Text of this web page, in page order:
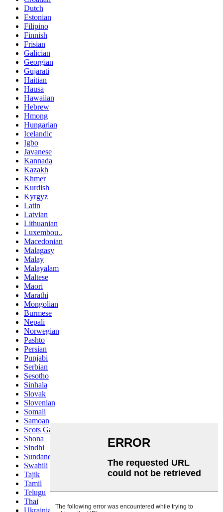
Dutch
Estonian
Filipino
Finnish
Frisian
Galician
Georgian
Gujarati
Haitian
Hausa
Hawaiian
Hebrew
Hmong
Hungarian
Icelandic
Igbo
Javanese
Kannada
Kazakh
Khmer
Kurdish
Kyrgyz
Latin
Latvian
Lithuanian
Luxembou..
Macedonian
Malagasy
Malay
Malayalam
Maltese
Maori
Marathi
Mongolian
Burmese
Nepali
Norwegian
Pashto
Persian
Punjabi
Serbian
Sesotho
Sinhala
Slovak
Slovenian
Somali
Samoan
Scots Gaelic
Shona
Sindhi
Sundanese
Swahili
Tajik
Tamil
Telugu
Thai
Ukrainian